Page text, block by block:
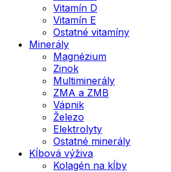
Vitamín D
Vitamín E
Ostatné vitamíny
Minerály
Magnézium
Zinok
Multiminerály
ZMA a ZMB
Vápnik
Železo
Elektrolyty
Ostatné minerály
Kĺbová výživa
Kolagén na kĺby